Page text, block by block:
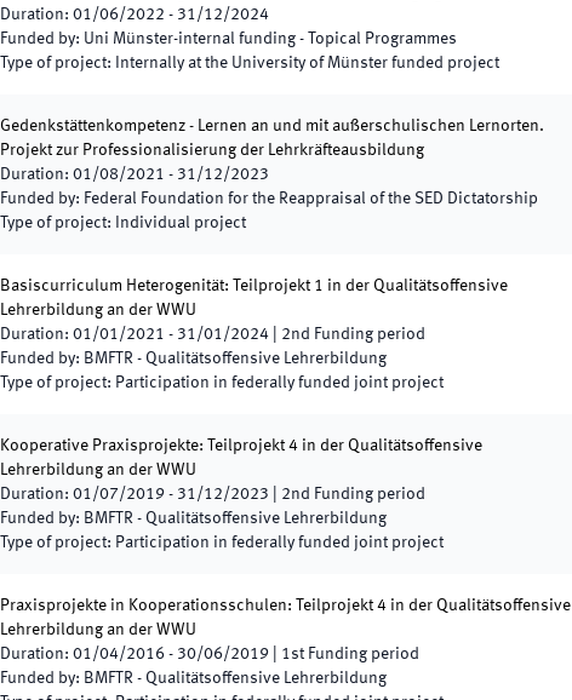
Duration: 01/06/2022 - 31/12/2024
Funded by: Uni Münster-internal funding - Topical Programmes
Type of project: Internally at the University of Münster funded project
Gedenkstättenkompetenz - Lernen an und mit außerschulischen Lernorten.
Projekt zur Professionalisierung der Lehrkräfteausbildung
Duration: 01/08/2021 - 31/12/2023
Funded by: Federal Foundation for the Reappraisal of the SED Dictatorship
Type of project: Individual project
Basiscurriculum Heterogenität: Teilprojekt 1 in der Qualitätsoffensive
Lehrerbildung an der WWU
Duration: 01/01/2021 - 31/01/2024 2nd Funding period
Funded by: BMFTR - Qualitätsoffensive Lehrerbildung
Type of project: Participation in federally funded joint project
Kooperative Praxisprojekte: Teilprojekt 4 in der Qualitätsoffensive
Lehrerbildung an der WWU
Duration: 01/07/2019 - 31/12/2023 2nd Funding period
Funded by: BMFTR - Qualitätsoffensive Lehrerbildung
Type of project: Participation in federally funded joint project
Praxisprojekte in Kooperationsschulen: Teilprojekt 4 in der Qualitätsoffensive
Lehrerbildung an der WWU
Duration: 01/04/2016 - 30/06/2019 1st Funding period
Funded by: BMFTR - Qualitätsoffensive Lehrerbildung